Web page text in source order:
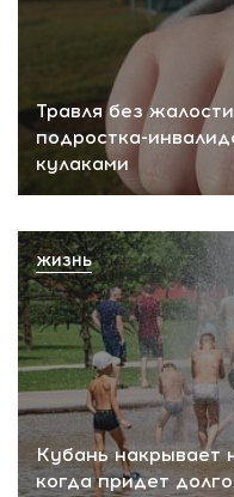
Травля без
подростка-
кулаками
Кубань накрывает
когда придет
ЖИЗНЬ